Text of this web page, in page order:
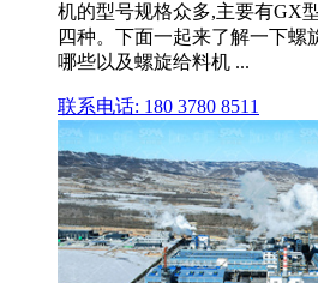
机的型号规格众多,主要有GX
四种。下面一起来了解一下螺
哪些以及螺旋给料机 ...
联系电话: 180 3780 8511